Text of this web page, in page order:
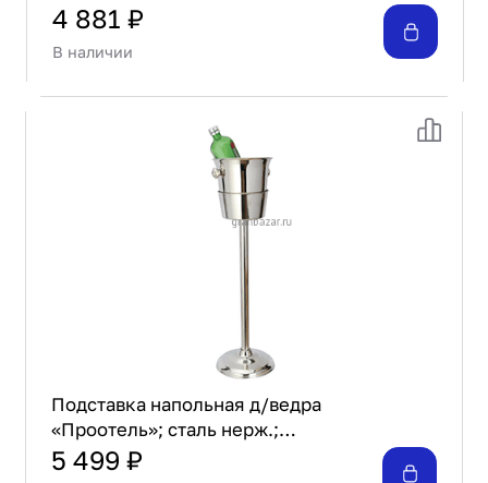
MGsteel /1/12/
4 881 ₽
В наличии
Подставка напольная д/ведра
«Проотель»; сталь нерж.;
D=18,H=66,B=22см; серебрян. ProHotel
5 499 ₽